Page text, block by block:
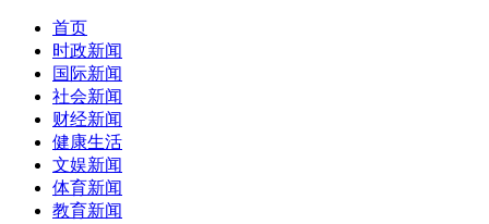
首页
时政新闻
国际新闻
社会新闻
财经新闻
健康生活
文娱新闻
体育新闻
教育新闻